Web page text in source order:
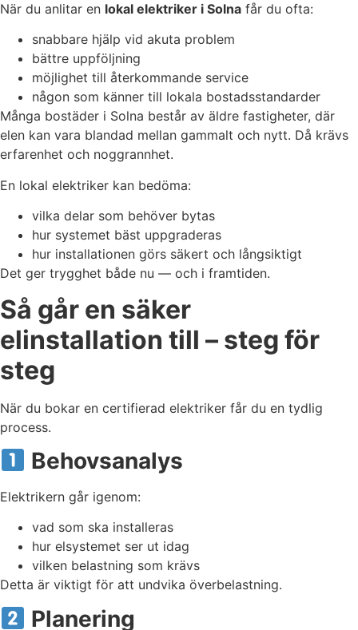
När du anlitar en lokal elektriker i Solna får du ofta:
snabbare hjälp vid akuta problem
bättre uppföljning
möjlighet till återkommande service
någon som känner till lokala bostadsstandarder
Många bostäder i Solna består av äldre fastigheter, där
elen kan vara blandad mellan gammalt och nytt. Då krävs
erfarenhet och noggrannhet.
En lokal elektriker kan bedöma:
vilka delar som behöver bytas
hur systemet bäst uppgraderas
hur installationen görs säkert och långsiktigt
Det ger trygghet både nu — och i framtiden.
Så går en säker
elinstallation till – steg för
steg
När du bokar en certifierad elektriker får du en tydlig
process.
Behovsanalys
Elektrikern går igenom:
vad som ska installeras
hur elsystemet ser ut idag
vilken belastning som krävs
Detta är viktigt för att undvika överbelastning.
Planering